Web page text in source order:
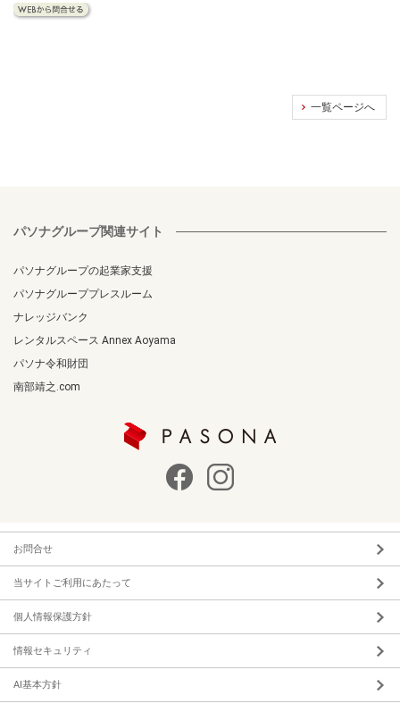
一覧ページへ
パソナグループ関連サイト
パソナグループの起業家支援
パソナグループプレスルーム
ナレッジバンク
レンタルスペース Annex Aoyama
パソナ令和財団
南部靖之.com
お問合せ
当サイトご利用にあたって
個人情報保護方針
情報セキュリティ
AI基本方針